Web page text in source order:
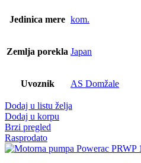
Jedinica mere kom.
Zemlja porekla Japan
Uvoznik AS Domžale
Dodaj u listu želja
Dodaj u korpu
Brzi pregled
Rasprodato